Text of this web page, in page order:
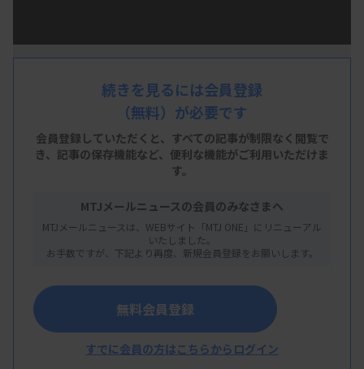
日本臨床衛生検査技師会は6月13日、臨床検査を
中心にした制度改革の動向を広く紹介するための医
療政策フォーラムをホームページで公開した。
続きを見るには会員登録
（無料）が必要です
会員登録していただくと、すべての記事が制限なく閲覧で
き、 記事の保存機能など、便利な機能がご利用いただけま
す。
MTJメールニュースの会員のみなさまへ
MTJメールニュースは、WEBサイト「MTJ ONE」にリニューアル
いたしました。
お手数ですが、下記より再度、新規会員登録をお願いします。
無料会員登録
すでに会員の方はこちらからログイン